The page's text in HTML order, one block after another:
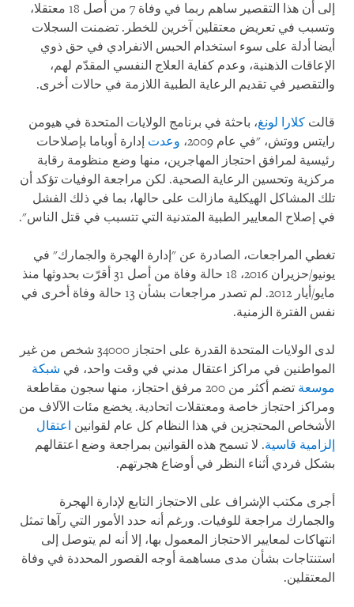
إلى أن هذا التقصير ساهم ربما في وفاة 7 من أصل 18 معتقلا،
وتسبب في تعريض معتقلين آخرين للخطر. تضمنت السجلات
أيضا أدلة على سوء استخدام الحبس الانفرادي في حق ذوي
الإعاقات الذهنية، وعدم كفاية العلاج النفسي المقدّم لهم،
والتقصير في تقديم الرعاية الطبية اللازمة في حالات أخرى.
قالت كلارا لونغ، باحثة في برنامج الولايات المتحدة في هيومن
رايتس ووتش، "في عام 2009،
وعدت إدارة أوباما بإصلاحات
رئيسية لمرافق احتجاز المهاجرين، منها وضع منظومة رقابة
مركزية وتحسين الرعاية الصحية. لكن مراجعة الوفيات تؤكد أن
تلك المشاكل الهيكلية مازالت على حالها، بما في ذلك الفشل
في إصلاح المعايير الطبية المتدنية التي تتسبب في قتل الناس".
تغطي المراجعات، الصادرة عن "إدارة الهجرة والجمارك" في
يونيو/حزيران 2016، 18 حالة وفاة من أصل 31 أقرّت بحدوثها منذ
مايو/أيار 2012. لم تصدر مراجعات بشأن 13 حالة وفاة أخرى في
نفس الفترة الزمنية.
لدى الولايات المتحدة القدرة على احتجاز 34000 شخص من غير
المواطنين في مراكز اعتقال مدني في وقت واحد، في شبكة
موسعة
تضم أكثر من 200 مرفق احتجاز، منها سجون مقاطعة
ومراكز احتجاز خاصة ومعتقلات اتحادية. يخضع مئات الآلاف من
الأشخاص المحتجزين في هذا النظام كل عام لقوانين اعتقال
إلزامية قاسية. لا تسمح هذه القوانين بمراجعة وضع اعتقالهم
بشكل فردي أثناء النظر في أوضاع هجرتهم.
أجرى مكتب الإشراف على الاحتجاز التابع لإدارة الهجرة
والجمارك مراجعة للوفيات. ورغم أنه حدد الأمور التي رآها تمثل
انتهاكات لمعايير الاحتجاز المعمول بها، إلا أنه لم يتوصل إلى
استنتاجات بشأن مدى مساهمة أوجه القصور المحددة في وفاة
المعتقلين.